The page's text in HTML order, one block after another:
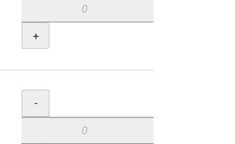
+
Menge
-